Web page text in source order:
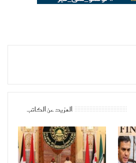
المزيد عن الكاتب